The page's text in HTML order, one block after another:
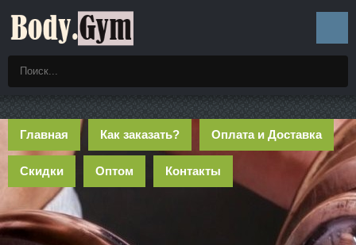
Главная Как заказать? Оплата и Доставка
Скидки Оптом Контакты